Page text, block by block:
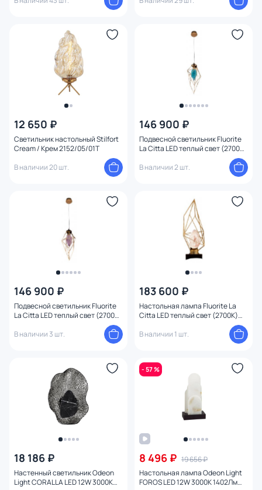
12 650 ₽
Светильник настольный Stilfort
Cream / Крем 2152/05/01T
В наличии 20 шт.
146 900 ₽
Подвесной светильник Fluorite
La Citta LED теплый свет (2700K)
В наличии 2 шт.
146 900 ₽
Подвесной светильник Fluorite
La Citta LED теплый свет (2700K)
В наличии 3 шт.
183 600 ₽
Настольная лампа Fluorite La
Citta LED теплый свет (2700K)
В наличии 1 шт.
18 186 ₽
Настенный светильник Odeon
Light CORALLA LED 12W 3000K
- 57 %
8 496 ₽ 19 656 ₽
Настольная лампа Odeon Light
FOROS LED 12W 3000K 1402Лм